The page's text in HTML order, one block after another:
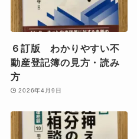
６訂版 わかりやすい不
動産登記簿の見方・読み
方
2026年4月9日